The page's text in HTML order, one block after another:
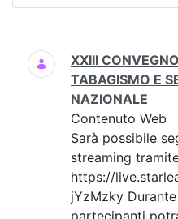
Ricerca
XXIII
TABAGISMO E
NAZIONALE
Contenuto Web
Sarà possibile
streaming
https://
jYzMzky
partecipanti